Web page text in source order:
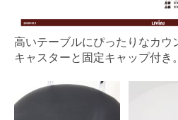
高いテーブルにぴったりなカウ
キャスターと固定キャップ付き。